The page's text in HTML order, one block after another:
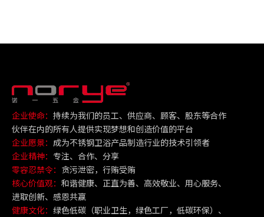
企业使命： 持续为我们的员工、供应商、顾客、股东等合作
伙伴在内的所有人提供实现梦想和创造价值的平台
企业愿景： 成为不锈钢卫浴产品制造行业的技术引领者
企业精神： 专注、合作、分享
零容忍禁令： 贪污泄密，行贿受贿
核心价值观： 和谐健康、正直为善、高效敬业、用心服务、
进取创新、感恩共赢
健康文化： 绿色低碳（职业卫生，绿色工厂，低碳环保）、